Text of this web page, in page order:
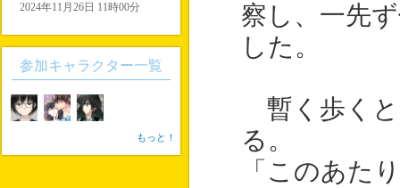
察し、一先
した。
暫く歩くと
る。
「このあた
2024年11月26日 11時00分
参加キャラクター一覧
もっと！